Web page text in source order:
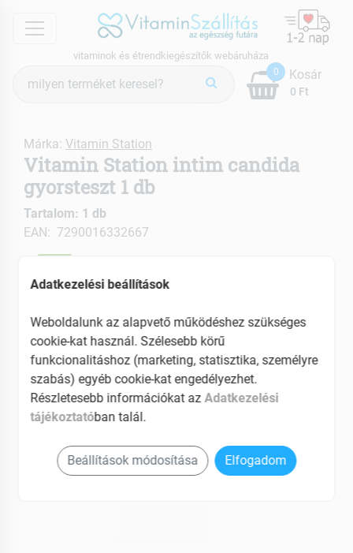
menu
vitaminok és étrendkiegészítők webáruháza
keresés
0
0 Ft
Kosár
Márka: Vitamin Station
Vitamin Station intim candida
gyorsteszt 1 db
Tartalom: 1 db
EAN: 7290016332667
Adatkezelési beállítások
Weboldalunk az alapvető működéshez szükséges
cookie-kat használ. Szélesebb körű
funkcionalitáshoz (marketing, statisztika, személyre
szabás) egyéb cookie-kat engedélyezhet.
Részletesebb információkat az Adatkezelési
tájékoztatóban talál.
Beállítások módosítása Elfogadom